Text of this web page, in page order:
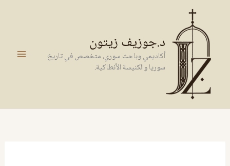
المحتوى
د.جوزيف زيتون
أكاديمي وباحث سوري، متخصص في تاريخ
سوريا والكنيسة الأنطاكية.